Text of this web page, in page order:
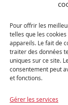
Pour offrir les
telles que les
appareils. Le fait de
traiter des données
uniques sur ce site.
consentement peut
et fonctions.
Gérer les services
Recevez notre